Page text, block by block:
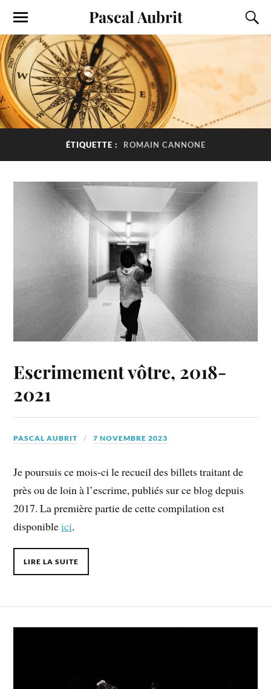
Pascal Aubrit
ÉTIQUETTE : ROMAIN CANNONE
Escrimement vôtre, 2018-
2021
PASCAL AUBRIT 7 NOVEMBRE 2023
Je poursuis ce mois-ci le recueil des billets traitant de
près ou de loin à l’escrime, publiés sur ce blog depuis
2017. La première partie de cette compilation est
disponibleici.
LIRE LA SUITE